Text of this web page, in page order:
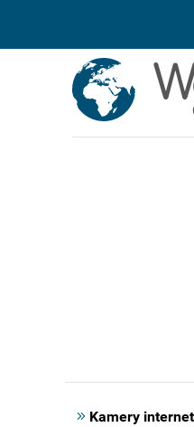
Kamery